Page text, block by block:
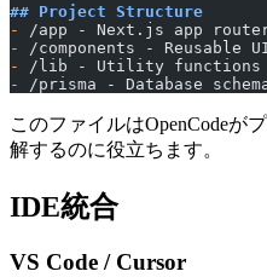
## Project Structure
-
/app - Next.js app router
-
/components - Reusable
-
/lib - Utility functions
-
/prisma - Database
このファイルはOpenCodeが
解するのに役立ちます。
IDE統合
VS Code / Cursor